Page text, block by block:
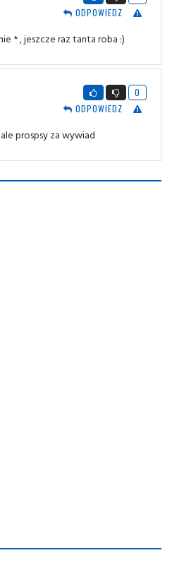
ODPOWIEDZ
* , jeszcze raz tanta roba :)
0
ODPOWIEDZ
prospsy za wywiad